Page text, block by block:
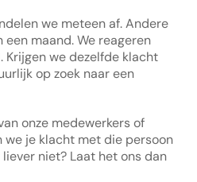
we meteen af. Andere
maand. We reageren
we dezelfde klacht
op zoek naar een
onze medewerkers of
we je klacht met die persoon
niet? Laat het ons dan